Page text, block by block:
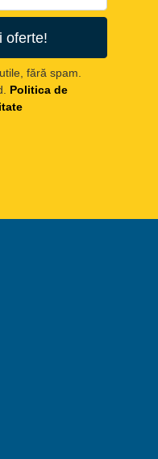
oferte!
fără spam.
Politica de